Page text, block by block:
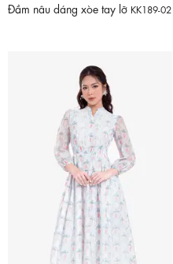
Đầm nâu dáng xòe tay lỡ KK189-02